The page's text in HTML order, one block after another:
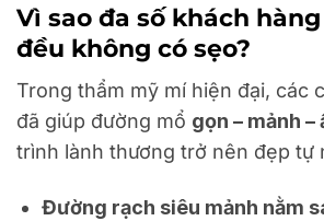
Vì sao đa số khách
đều không có sẹo?
Trong thẩm mỹ mí hiện đại, các
đã giúp đường mổ gọn – mảnh –
trình lành thương trở nên đẹp tự
Đường rạch siêu mảnh nằm